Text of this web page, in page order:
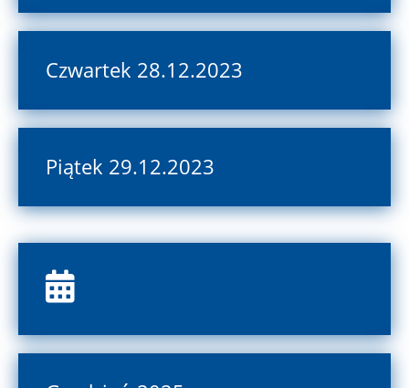
Czwartek 28.12.2023
Piątek 29.12.2023